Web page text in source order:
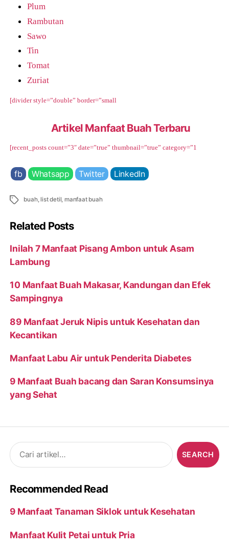
Plum
Rambutan
Sawo
Tin
Tomat
Zuriat
[divider style=”double” border=”small
Artikel Manfaat Buah Terbaru
[recent_posts count=”3″ date=”true” thumbnail=”true” category=”1
fb Whatsapp Twitter LinkedIn
Tags buah, list detil, manfaat buah
Related Posts
Inilah 7 Manfaat Pisang Ambon untuk Asam
Lambung
10 Manfaat Buah Makasar, Kandungan dan Efek
Sampingnya
89 Manfaat Jeruk Nipis untuk Kesehatan dan
Kecantikan
Manfaat Labu Air untuk Penderita Diabetes
9 Manfaat Buah bacang dan Saran Konsumsinya
yang Sehat
Search
for:
Recommended Read
9 Manfaat Tanaman Siklok untuk Kesehatan
Manfaat Kulit Petai untuk Pria